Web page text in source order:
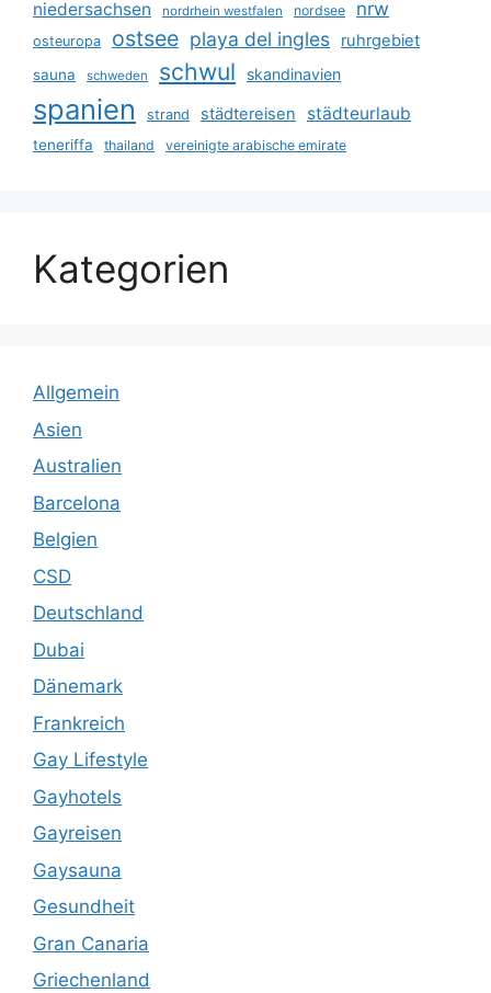
niedersachsen nordrhein westfalen nordsee nrw
osteuropa ostsee playa del ingles ruhrgebiet
sauna schweden schwul skandinavien
spanien strand städtereisen städteurlaub
teneriffa thailand vereinigte arabische emirate
Kategorien
Allgemein
Asien
Australien
Barcelona
Belgien
CSD
Deutschland
Dubai
Dänemark
Frankreich
Gay Lifestyle
Gayhotels
Gayreisen
Gaysauna
Gesundheit
Gran Canaria
Griechenland